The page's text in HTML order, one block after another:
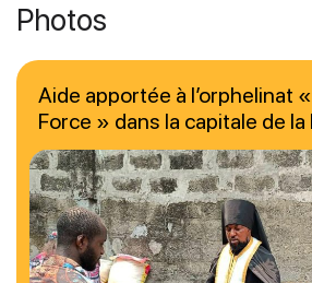
Photos
Aide apportée à l’orphelinat
Force » dans la capitale de la